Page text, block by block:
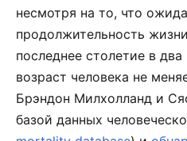
несмотря на то, что
продолжительность
последнее столетие в
возраст человека не
Брэндон Милхолланд и
базой данных